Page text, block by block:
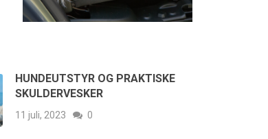
HUNDEUTSTYR OG PRAKTISKE
SKULDERVESKER
11 juli, 2023 0